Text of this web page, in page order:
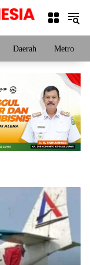
Daerah Metro